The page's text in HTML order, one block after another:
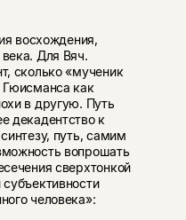
восхождения,
Для Вяч.
сколько «мученик
как
в другую. Путь
декадентство к
путь, самим
вопрошать
сверхтонкой
человека»: